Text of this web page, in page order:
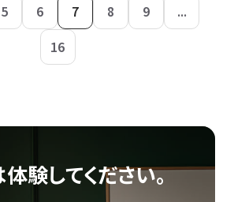
5 6 7 8 9
...
16
験してください。